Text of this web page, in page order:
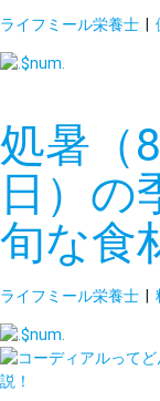
ライフミール栄養士 |
処暑（
日）の
旬な食
ライフミール栄養士